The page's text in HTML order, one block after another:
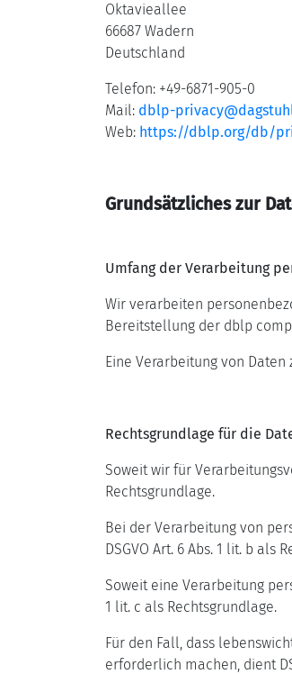
Oktavieallee
66687 Wadern
Deutschland
Telefon: +49-6871-905-0
Mail: dblp-
Web: https://dblp.org/db/
Grundsätzliches zur
Umfang der Verarbeitung
Wir verarbeiten
Bereitstellung der dblp
Eine Verarbeitung von
Rechtsgrundlage für die
Soweit wir für
Rechtsgrundlage.
Bei der Verarbeitung von
DSGVO Art. 6 Abs. 1 lit. b
Soweit eine Verarbeitung
1 lit. c als Rechtsgrundlage.
Für den Fall, dass
erforderlich machen, dient